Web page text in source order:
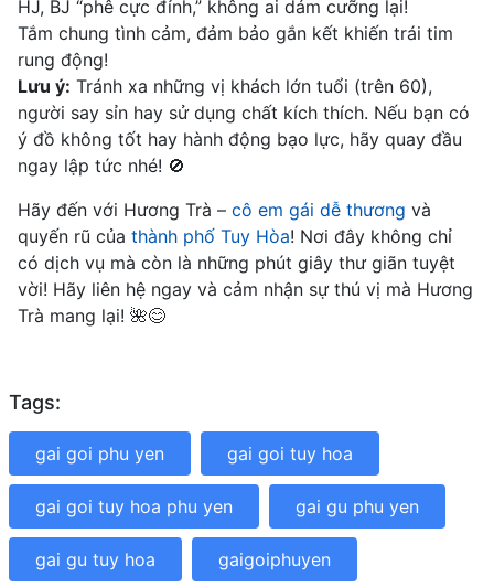
HJ, BJ “phê cực đỉnh,” không ai dám cưỡng lại!
Tắm chung tình cảm, đảm bảo gắn kết khiến trái tim
rung động!
Lưu ý: Tránh xa những vị khách lớn tuổi (trên 60),
người say sỉn hay sử dụng chất kích thích. Nếu bạn có
ý đồ không tốt hay hành động bạo lực, hãy quay đầu
ngay lập tức nhé! 🚫
Hãy đến với Hương Trà – cô em gái dễ thương và
quyến rũ của thành phố Tuy Hòa! Nơi đây không chỉ
có dịch vụ mà còn là những phút giây thư giãn tuyệt
vời! Hãy liên hệ ngay và cảm nhận sự thú vị mà Hương
Trà mang lại! 🌺😊
Tags:
gai goi phu yen gai goi tuy hoa
gai goi tuy hoa phu yen gai gu phu yen
gai gu tuy hoa gaigoiphuyen